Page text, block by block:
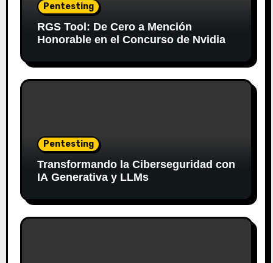
Pentesting
RGS Tool: De Cero a Mención
Honorable en el Concurso de Nvidia
Pentesting
Transformando la Ciberseguridad con
IA Generativa y LLMs